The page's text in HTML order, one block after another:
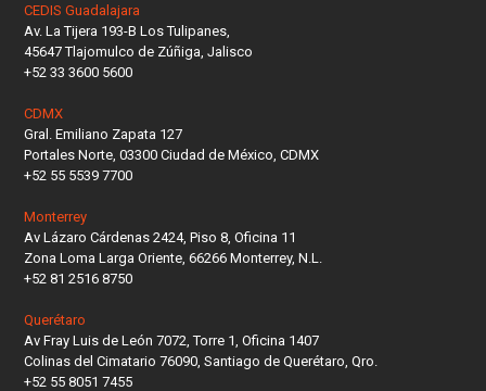
CEDIS Guadalajara
Av. La Tijera 193-B Los Tulipanes,
45647 Tlajomulco de Zúñiga, Jalisco
+52 33 3600 5600
CDMX
Gral. Emiliano Zapata 127
Portales Norte, 03300 Ciudad de México, CDMX
+52 55 5539 7700
Monterrey
Av Lázaro Cárdenas 2424, Piso 8, Oficina 11
Zona Loma Larga Oriente, 66266 Monterrey, N.L.
+52 81 2516 8750
Querétaro
Av Fray Luis de León 7072, Torre 1, Oficina 1407
Colinas del Cimatario 76090, Santiago de Querétaro, Qro.
+52 55 8051 7455